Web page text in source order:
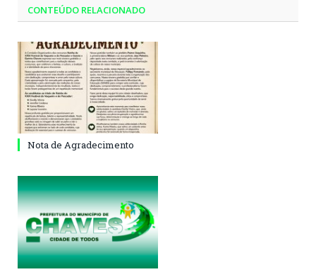
CONTEÚDO RELACIONADO
Nota de Agradecimento